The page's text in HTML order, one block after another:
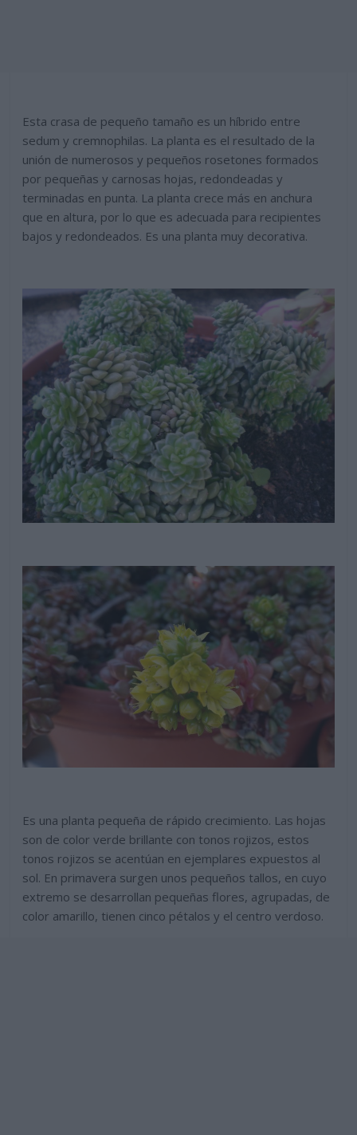
Esta crasa de pequeño tamaño es un híbrido entre
sedum y cremnophilas. La planta es el resultado de la
unión de numerosos y pequeños rosetones formados
por pequeñas y carnosas hojas, redondeadas y
terminadas en punta. La planta crece más en anchura
que en altura, por lo que es adecuada para recipientes
bajos y redondeados. Es una planta muy decorativa.
Es una planta pequeña de rápido crecimiento. Las hojas
son de color verde brillante con tonos rojizos, estos
tonos rojizos se acentúan en ejemplares expuestos al
sol. En primavera surgen unos pequeños tallos, en cuyo
extremo se desarrollan pequeñas flores, agrupadas, de
color amarillo, tienen cinco pétalos y el centro verdoso.